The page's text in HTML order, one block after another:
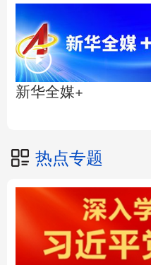
新华全媒+
热点专题